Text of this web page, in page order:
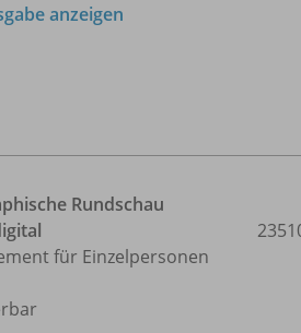
anzeigen
Rundschau
für Einzelpersonen